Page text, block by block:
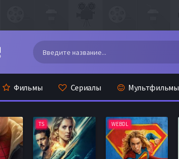
Фильмы Сериалы Мультфильмы
TS WEBDL